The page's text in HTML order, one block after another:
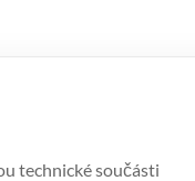
technické součásti